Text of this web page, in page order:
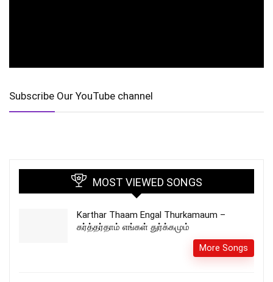
Subscribe Our YouTube channel
MOST VIEWED SONGS
Karthar Thaam Engal Thurkamaum –
கர்த்தர்தாம் எங்கள் துர்க்கமும்
More Songs